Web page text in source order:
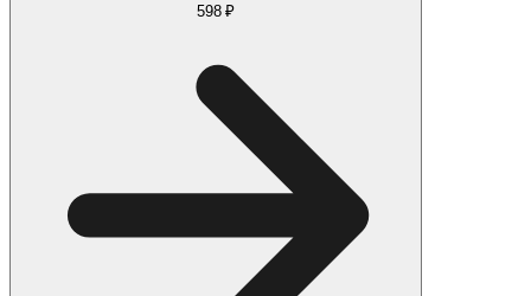
598 ₽